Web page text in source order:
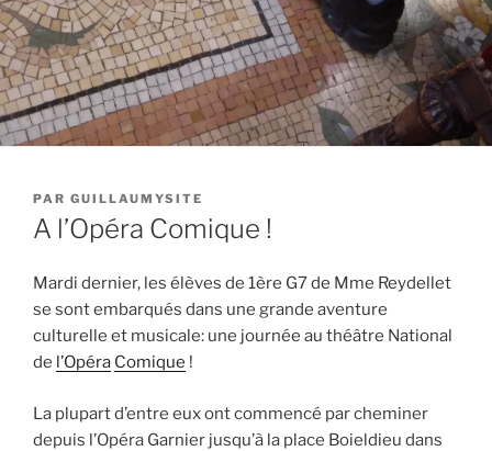
PUBLIÉ
LE
PAR GUILLAUMYSITE
A l’Opéra Comique !
Mardi dernier, les élèves de 1ère G7 de Mme Reydellet
se sont embarqués dans une grande aventure
culturelle et musicale: une journée au théâtre National
de l’Opéra Comique !
La plupart d’entre eux ont commencé par cheminer
depuis l’Opéra Garnier jusqu’à la place Boieldieu dans